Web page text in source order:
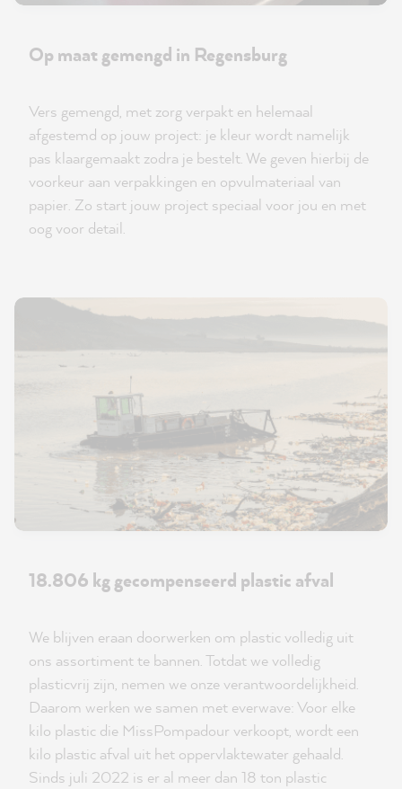
Op maat gemengd in Regensburg
Vers gemengd, met zorg verpakt en helemaal
afgestemd op jouw project: je kleur wordt namelijk
pas klaargemaakt zodra je bestelt. We geven hierbij de
voorkeur aan verpakkingen en opvulmateriaal van
papier. Zo start jouw project speciaal voor jou en met
oog voor detail.
18.806 kg gecompenseerd plastic afval
We blijven eraan doorwerken om plastic volledig uit
ons assortiment te bannen. Totdat we volledig
plasticvrij zijn, nemen we onze verantwoordelijkheid.
Daarom werken we samen met everwave: Voor elke
kilo plastic die MissPompadour verkoopt, wordt een
kilo plastic afval uit het oppervlaktewater gehaald.
Sinds juli 2022 is er al meer dan 18 ton plastic